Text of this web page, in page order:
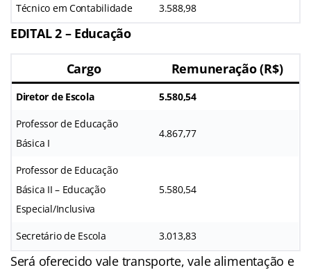
Técnico em Contabilidade 3.588,98
EDITAL 2 – Educação
Cargo Remuneração (R$)
Diretor de Escola 5.580,54
Professor de Educação
Básica I
4.867,77
Professor de Educação
Básica II – Educação
Especial/Inclusiva
5.580,54
Secretário de Escola 3.013,83
Será oferecido vale transporte, vale alimentação e